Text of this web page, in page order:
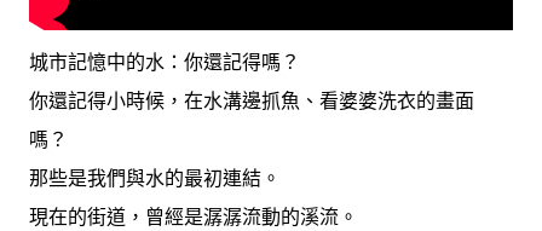
城市記憶中的水：你還記得嗎？
你還記得小時候，在水溝邊抓魚、看婆婆洗衣的畫面
嗎？
那些是我們與水的最初連結。
現在的街道，曾經是潺潺流動的溪流。